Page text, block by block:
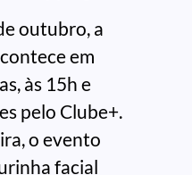
outubro, a
em
às 15h e
pelo Clube+.
o evento
facial